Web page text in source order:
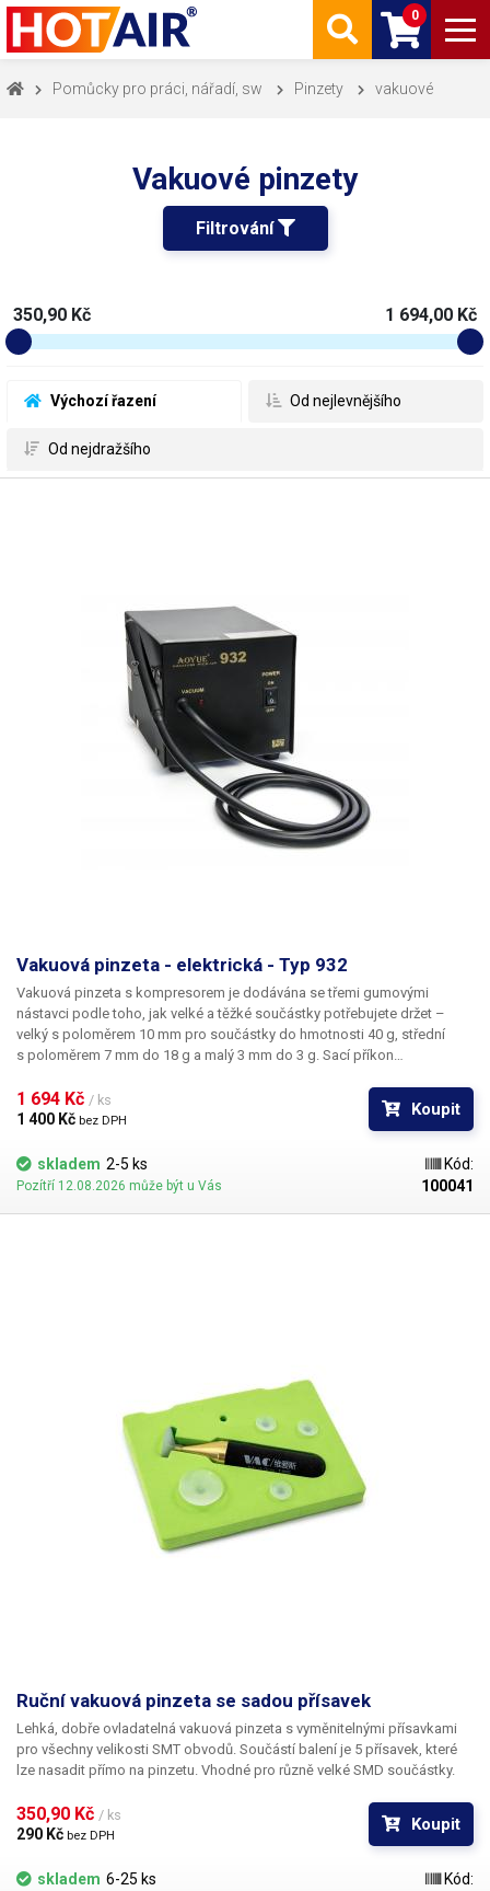
0
Pomůcky pro práci, nářadí, sw Pinzety vakuové
Vakuové pinzety
Filtrování
Výchozí řazení Od nejlevnějšího
Od nejdražšího
350,90 Kč 1 694,00 Kč
Vakuová pinzeta - elektrická - Typ 932
Vakuová pinzeta s kompresorem je dodávána se třemi gumovými
nástavci podle toho, jak velké a těžké součástky potřebujete držet –
velký s poloměrem 10 mm pro součástky do hmotnosti 40 g, střední
s poloměrem 7 mm do 18 g a malý 3 mm do 3 g. Sací příkon
sacího pera.
1 694 Kč / ks
1 400 Kč bez DPH
Koupit
skladem 2-5 ks
Pozítří 12.08.2026 může být u Vás
Kód:
100041
Ruční vakuová pinzeta se sadou přísavek
Lehká, dobře ovladatelná vakuová pinzeta s vyměnitelnými přísavkami
pro všechny velikosti SMT obvodů. Součástí balení je 5 přísavek, které
lze nasadit přímo na pinzetu. Vhodné pro různě velké SMD součástky.
350,90 Kč / ks
290 Kč bez DPH
Koupit
skladem 6-25 ks
Kód: